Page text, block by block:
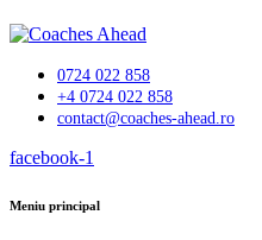
0724 022 858
+4 0724 022 858
contact@coaches-ahead.ro
facebook-1
Meniu principal